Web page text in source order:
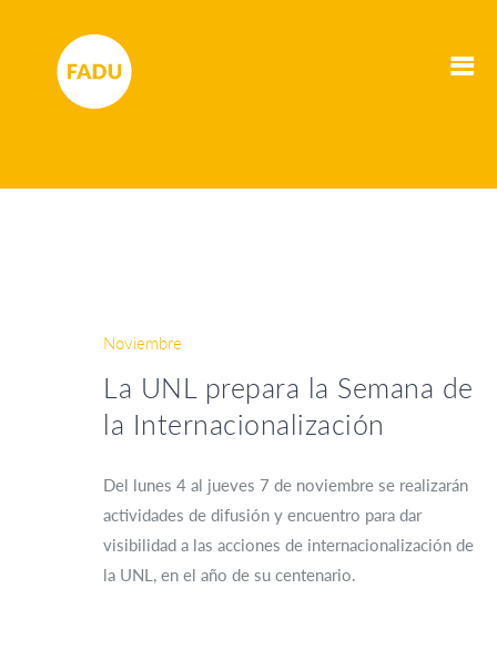
Noviembre
La UNL prepara la Semana de
la Internacionalización
Del lunes 4 al jueves 7 de noviembre se realizarán
actividades de difusión y encuentro para dar
visibilidad a las acciones de internacionalización de
la UNL, en el año de su centenario.